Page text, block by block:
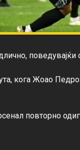
кога Жоао
повторно